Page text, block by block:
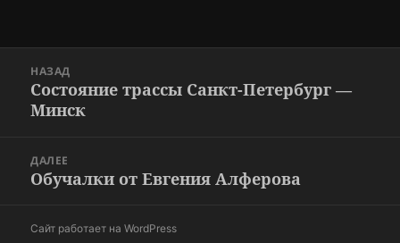
записям
НАЗАД
Предыдущая
запись:
Состояние трассы Санкт-Петербург —
Минск
ДАЛЕЕ
Следующая
Обучалки от Евгения Алферова
Сайт работает на WordPress